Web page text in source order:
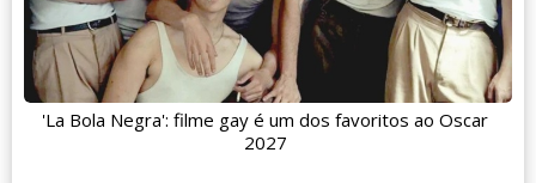
'La Bola Negra': filme gay é um dos favoritos ao Oscar
2027